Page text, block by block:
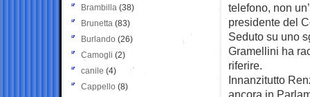
telefono, non
presidente del
Seduto su uno
Gramellini ha
riferire.
Innanzitutto
ancora in
Brambilla (38)
Brunetta (83)
Burlando (26)
Camogli (2)
canile (4)
Cappello (8)